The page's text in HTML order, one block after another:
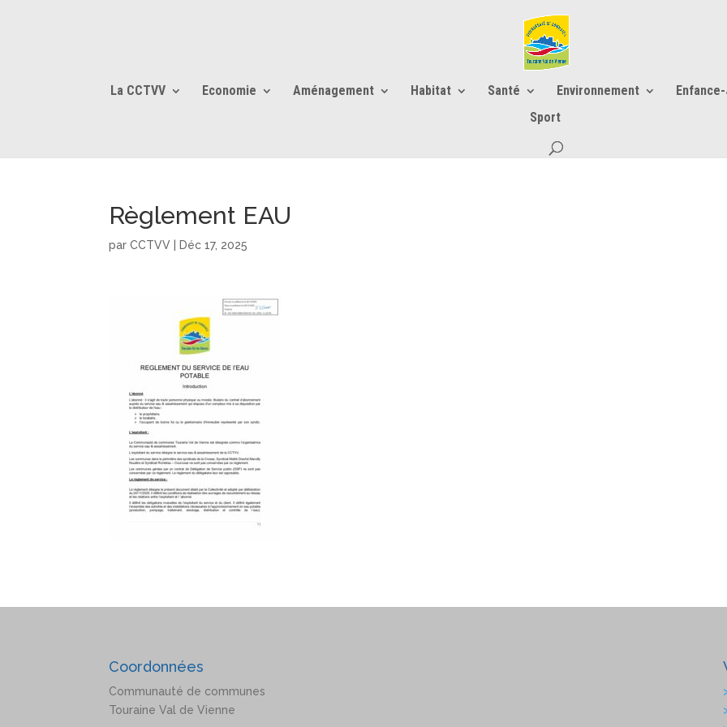
La CCTVV Economie Aménagement Habitat Santé Environnement
Sport
Règlement EAU
parCCTVV Déc 17, 2025
Coordonnées
Communauté de communes
Touraine Val de Vienne